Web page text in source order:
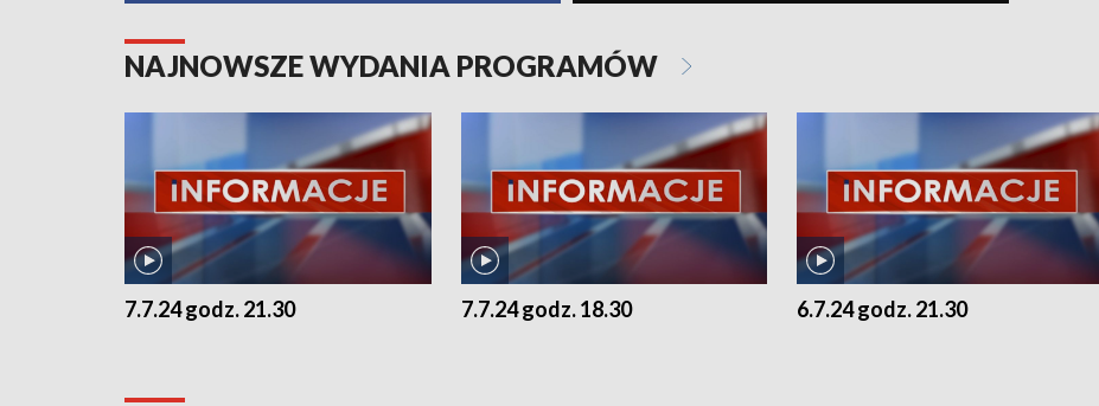
NAJNOWSZE WYDANIA PROGRAMÓW
7.7.24 godz. 21.30 7.7.24 godz. 18.30 6.7.24 godz. 21.30